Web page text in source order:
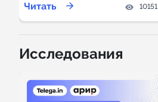
Читать 10151
Исследования